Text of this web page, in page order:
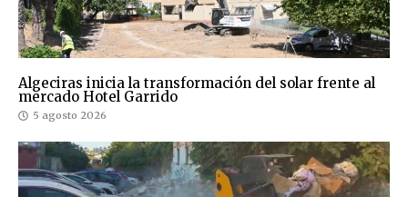
Algeciras inicia la transformación del solar frente al
mercado Hotel Garrido
5 agosto 2026